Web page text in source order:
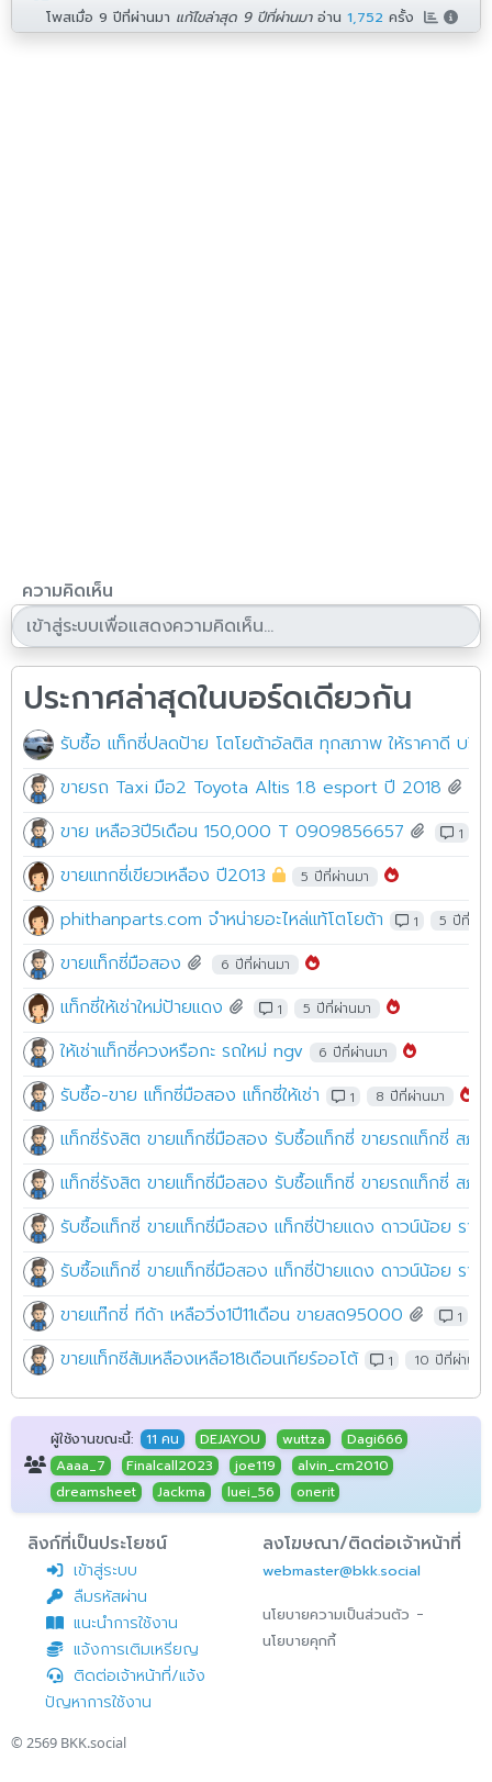
โพสเมื่อ9 ปีที่ผ่านมา แก้ไขล่าสุด 9 ปีที่ผ่านมาอ่าน1,752 ครั้ง
ความคิดเห็น
ประกาศล่าสุดในบอร์ดเดียวกัน
รับซื้อ แท็กซี่ปลดป้าย โตโยต้าอัลติส ทุกสภาพ ให้ราคาดี บริก
ขายรถ Taxi มือ2 Toyota Altis 1.8 esport ปี 2018
ขาย เหลือ3ปี5เดือน 150,000 T 0909856657 1
ขายแทกซี่เขียวเหลือง ปี2013 5 ปีที่ผ่านมา
phithanparts.com จำหน่ายอะไหล่แท้โตโยต้า 1 5 ปีที่ผ่า
ขายแท็กซี่มือสอง 6 ปีที่ผ่านมา
แท็กซี่ให้เช่าใหม่ป้ายแดง 1 5 ปีที่ผ่านมา
ให้เช่าแท็กซี่ควงหรือกะ รถใหม่ ngv 6 ปีที่ผ่านมา
รับซื้อ-ขาย แท็กซี่มือสอง แท็กซี่ให้เช่า 1 8 ปีที่ผ่านมา
แท็กซี่รังสิต ขายแท็กซี่มือสอง รับซื้อแท็กซี่ ขายรถแท็กซี่ สภ
แท็กซี่รังสิต ขายแท็กซี่มือสอง รับซื้อแท็กซี่ ขายรถแท็กซี่ สภ
รับซื้อแท็กซี่ ขายแท็กซี่มือสอง แท็กซี่ป้ายแดง ดาวน์น้อย ราค
รับซื้อแท็กซี่ ขายแท็กซี่มือสอง แท็กซี่ป้ายแดง ดาวน์น้อย ราค
ขายแท๊กซี่ ทีด้า เหลือวิ่ง1ปี11เดือน ขายสด95000
1
ขายแท็กซีส้มเหลืองเหลือ18เดือนเกียร์ออโต้ 1 10 ปีที่ผ่านมา
ผู้ใช้งานขณะนี้: 11 คน DEJAYOU wuttza
Dagi666
Aaaa_7
Finalcall2023 joe119
alvin_cm2010
dreamsheet
Jackma luei_56 onerit
ลิงก์ที่เป็นประโยชน์
เข้าสู่ระบบ
ลืมรหัสผ่าน
แนะนำการใช้งาน
แจ้งการเติมเหรียญ
ติดต่อเจ้าหน้าที่/แจ้ง
ปัญหาการใช้งาน
ลงโฆษณา/ติดต่อเจ้าหน้าที่
webmaster@bkk.social
นโยบายความเป็นส่วนตัว -
นโยบายคุกกี้
© 2569 BKK.social